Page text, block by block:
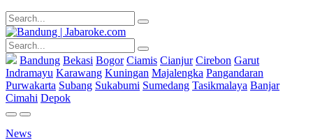
Bandung Bekasi Bogor Ciamis Cianjur Cirebon Garut
Indramayu Karawang Kuningan Majalengka Pangandaran
Purwakarta Subang Sukabumi Sumedang Tasikmalaya Banjar
Cimahi Depok
News